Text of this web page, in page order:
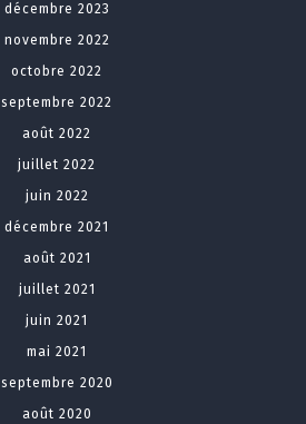
décembre 2023
novembre 2022
octobre 2022
septembre 2022
août 2022
juillet 2022
juin 2022
décembre 2021
août 2021
juillet 2021
juin 2021
mai 2021
septembre 2020
août 2020